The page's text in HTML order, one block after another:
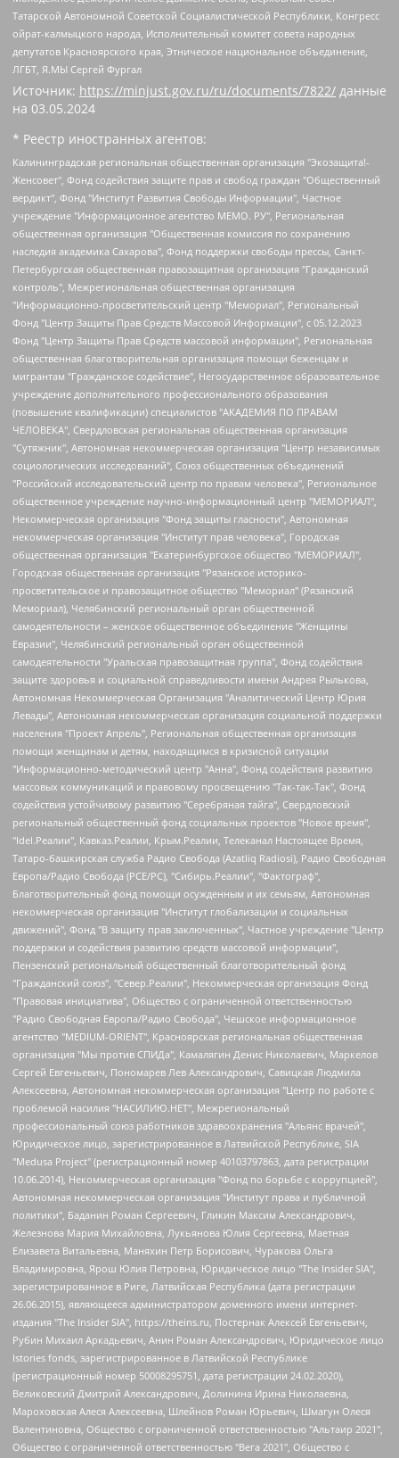
Татарской Автономной Советской Социалистической Республики, Конгресс
ойрат-калмыцкого народа, Исполнительный комитет совета народных
депутатов Красноярского края, Этническое национальное объединение,
ЛГБТ, Я.МЫ Сергей Фургал
Источник: https://minjust.gov.ru/ru/documents/7822/ данные
на 03.05.2024
* Реестр иностранных агентов:
Калининградская региональная общественная организация "Экозащита!-Женсовет", Фонд содействия защите прав и свобод граждан "Общественный вердикт", Фонд "Институт Развития Свободы Информации", Частное учреждение "Информационное агентство МЕМО. РУ", Региональная общественная организация "Общественная комиссия по сохранению наследия академика Сахарова", Фонд поддержки свободы прессы, Санкт-Петербургская общественная правозащитная организация "Гражданский контроль", Межрегиональная общественная организация "Информационно-просветительский центр "Мемориал", Региональный Фонд "Центр Защиты Прав Средств Массовой Информации", с 05.12.2023 Фонд "Центр Защиты Прав Средств массовой информации", Региональная общественная благотворительная организация помощи беженцам и мигрантам "Гражданское содействие", Негосударственное образовательное учреждение дополнительного профессионального образования (повышение квалификации) специалистов "АКАДЕМИЯ ПО ПРАВАМ ЧЕЛОВЕКА", Свердловская региональная общественная организация "Сутяжник", Автономная некоммерческая организация "Центр независимых социологических исследований", Союз общественных объединений "Российский исследовательский центр по правам человека", Региональное общественное учреждение научно-информационный центр "МЕМОРИАЛ", Некоммерческая организация "Фонд защиты гласности", Автономная некоммерческая организация "Институт прав человека", Городская общественная организация "Екатеринбургское общество "МЕМОРИАЛ", Городская общественная организация "Рязанское историко-просветительское и правозащитное общество "Мемориал" (Рязанский Мемориал), Челябинский региональный орган общественной самодеятельности – женское общественное объединение "Женщины Евразии", Челябинский региональный орган общественной самодеятельности "Уральская правозащитная группа", Фонд содействия защите здоровья и социальной справедливости имени Андрея Рылькова, Автономная Некоммерческая Организация "Аналитический Центр Юрия Левады", Автономная некоммерческая организация социальной поддержки населения "Проект Апрель", Региональная общественная организация помощи женщинам и детям, находящимся в кризисной ситуации "Информационно-методический центр "Анна", Фонд содействия развитию массовых коммуникаций и правовому просвещению "Так-так-Так", Фонд содействия устойчивому развитию "Серебряная тайга", Свердловский региональный общественный фонд социальных проектов "Новое время", "Idel.Реалии", Кавказ.Реалии, Крым.Реалии, Телеканал Настоящее Время, Татаро-башкирская служба Радио Свобода (Azatliq Radiosi), Радио Свободная Европа/Радио Свобода (PCE/PC), "Сибирь.Реалии", "Фактограф", Благотворительный фонд помощи осужденным и их семьям, Автономная некоммерческая организация "Институт глобализации и социальных движений", Фонд "В защиту прав заключенных", Частное учреждение "Центр поддержки и содействия развитию средств массовой информации", Пензенский региональный общественный благотворительный фонд "Гражданский союз", "Север.Реалии", Некоммерческая организация Фонд "Правовая инициатива", Общество с ограниченной ответственностью "Радио Свободная Европа/Радио Свобода", Чешское информационное агентство "MEDIUM-ORIENT", Красноярская региональная общественная организация "Мы против СПИДа", Камалягин Денис Николаевич, Маркелов Сергей Евгеньевич, Пономарев Лев Александрович, Савицкая Людмила Алексеевна, Автономная некоммерческая организация "Центр по работе с проблемой насилия "НАСИЛИЮ.НЕТ", Межрегиональный профессиональный союз работников здравоохранения "Альянс врачей", Юридическое лицо, зарегистрированное в Латвийской Республике, SIA "Medusa Project" (регистрационный номер 40103797863, дата регистрации 10.06.2014), Некоммерческая организация "Фонд по борьбе с коррупцией", Автономная некоммерческая организация "Институт права и публичной политики", Баданин Роман Сергеевич, Гликин Максим Александрович, Железнова Мария Михайловна, Лукьянова Юлия Сергеевна, Маетная Елизавета Витальевна, Маняхин Петр Борисович, Чуракова Ольга Владимировна, Ярош Юлия Петровна, Юридическое лицо "The Insider SIA", зарегистрированное в Риге, Латвийская Республика (дата регистрации 26.06.2015), являющееся администратором доменного имени интернет-издания "The Insider SIA", https://theins.ru, Постернак Алексей Евгеньевич, Рубин Михаил Аркадьевич, Анин Роман Александрович, Юридическое лицо Istories fonds, зарегистрированное в Латвийской Республике (регистрационный номер 50008295751, дата регистрации 24.02.2020), Великовский Дмитрий Александрович, Долинина Ирина Николаевна, Мароховская Алеся Алексеевна, Шлейнов Роман Юрьевич, Шмагун Олеся Валентиновна, Общество с ограниченной ответственностью "Альтаир 2021", Общество с ограниченной ответственностью "Вега 2021", Общество с ограниченной ответственностью "Главный редактор 2021", Общество с ограниченной ответственностью "Ромашки монолит", Важенков Артем Валерьевич, Ивановская областная общественная организация "Центр гендерных исследований", Гурман Юрий Альбертович, Медиапроект "ОВД-Инфо", Егоров Владимир Владимирович, Жилинский Владимир Александрович, Общество с ограниченной ответственностью "ЗП", Иванова София Юрьевна, Карезина Инна Павловна, Кильтау Екатерина Викторовна, Петров Алексей Викторович, Пискунов Сергей Евгеньевич, Смирнов Сергей Сергеевич, Тихонов Михаил Сергеевич, Общество с ограниченной ответственностью "ЖУРНАЛИСТ-ИНОСТРАННЫЙ АГЕНТ", Арапова Галина Юрьевна, Вольтская Татьяна Анатольевна, Американская компания "Mason G.E.S. Anonymous Foundation" (США), являющаяся владельцем интернет-издания https://mnews.world/, Компания "Stichting Bellingcat", зарегистрированная в Нидерландах (дата регистрации 11.07.2018), Захаров Андрей Вячеславович, Клепиковская Екатерина Дмитриевна, Общество с ограниченной ответственностью "МЕМО", Перл Роман Александрович, Симонов Евгений Алексеевич, Соловьева Елена Анатольевна, Сотников Даниил Владимирович, Сурначева Елизавета Дмитриевна, Автономная некоммерческая организация по защите прав человека и информированию населения "Якутия – Наше Мнение", Общество с ограниченной ответственностью "Москоу диджитал медиа", с 26.01.2023 Общество с ограниченной ответственностью "Чайка Белые сады", Ветошкина Валерия Валерьевна, Заговора Максим Александрович, Межрегиональное общественное движение "Российская ЛГБТ - сеть", Оленичев Максим Владимирович, Павлов Иван Юрьевич, Скворцова Елена Сергеевна, Общество с ограниченной ответственностью "Как бы инагент", Кочетков Игорь Викторович, Общество с ограниченной ответственностью "Честные выборы", Еланчик Олег Александрович, Общество с ограниченной ответственностью "Нобелевский призыв", Гималова Регина Эмилевна, Григорьев Андрей Валерьевич, Григорьева Алина Александровна, Ассоциация по содействию защите прав призывников, альтернативнослужащих и военнослужащих "Правозащитная группа "Гражданин.Армия.Право", Хисамова Регина Фаритовна, Автономная некоммерческая организация по реализации социально-правовых программ "Лилит", Дальневосточное общественное движение "Маяк", Санкт-Петербургская ЛГБТ-инициативная группа "Выход", Инициативная группа ЛГБТ+ "Реверс", Алексеев Андрей Викторович, Бекбулатова Таисия Львовна, Беляев Иван Михайлович, Владыкина Елена Сергеевна, Гельман Марат Александрович, Никульшина Вероника Юрьевна, Толоконникова Надежда Андреевна, Шендерович Виктор Анатольевич, Общество с ограниченной ответственностью "Данное сообщение", Общество с ограниченной ответственностью Издательский дом "Новая глава", Айнбиндер Александра Александровна, Московский комьюнити-центр для ЛГБТ+инициатив, Благотворительный фонд развития филантропии, Deutsche Welle (Германия, Kurt-Schumacher-Strasse 3, 53113 Bonn), Борзунова Мария Михайловна, Воробьев Виктор Викторович, Голубева Анна Львовна, Константинова Алла Михайловна, Малкова Ирина Владимировна, Мурадов Мурад Абдулгалимович, Осетинская Елизавета Николаевна, Понасенков Евгений Николаевич, Ганапольский Матвей Юрьевич, Киселев Евгений Алексеевич, Борухович Ирина Григорьевна, Дремин Иван Тимофеевич, Дубровский Дмитрий Викторович, Красноярская региональная общественная организация поддержки и развития альтернативных образовательных технологий и межкультурных коммуникаций "ИНТЕРРА", Маяковская Екатерина Алексеевна, Фейгин Марк Захарович, Филимонов Андрей Викторович, Дзугкоева Регина Николаевна, Доброхотов Роман Александрович, Дудь Юрий Александрович, Елкин Сергей Владимирович, Кругликов Кирилл Игоревич, Сабунаева Мария Леонидовна, Семенов Алексей Владимирович, Шаинян Карен Багратович, Шульман Екатерина Михайловна, Асафьев Артур Валерьевич, Вахштайн Виктор Семенович, Венедиктов Алексей Алексеевич, Лушникова Екатерина Евгеньевна, Волков Леонид Михайлович, Невзоров Александр Глебович, Пархоменко Сергей Борисович, Сироткин Ярослав Николаевич, Кара-Мурза Владимир Владимирович, Баранова Наталья Владимировна, Гозман Леонид Яковлевич, Кагарлицкий Борис Юльевич, Климарев Михаил Валерьевич, Милов Владимир Станиславович, Автономная некоммерческая организация Краснодарский центр современного искусства "Типография", Моргенштерн Алишер Тагирович, Соболь Любовь Эдуардовна, Общество с ограниченной ответственностью "ЛИЗА НОРМ", Каспаров Гарри Кимович, Ходорковский Михаил Борисович, Общество с ограниченной ответственностью "Апрельские тезисы", Данилович Ирина Брониславовна, Кашин Олег Владимирович, Петров Николай Владимирович, Пивоваров Алексей Владимирович, Соколов Михаил Владимирович, Цветкова Юлия Владимировна, Чичваркин Евгений Александрович, Комитет против пыток/Команда против пыток, Общество с ограниченной ответственностью "Первый научный", Общество с ограниченной ответственностью "Вертолет и ко", Белоцерковская Вероника Борисовна, Кац Максим Евгеньевич, Лазарева Татьяна Юрьевна, Шаведдинов Руслан Табризович, Яшин Илья Валерьевич, Общество с ограниченной ответственностью "Иноагент ААВ", Алешковский Дмитрий Петрович, Альбац Евгения Марковна, Быков Дмитрий Львович, Галямина Юлия Евгеньевна, Лойко Сергей Леонидович, Мартынов Кирилл Константинович, Медведев Сергей Александрович, Крашенинников Федор Геннадиевич, Гордеева Катерина Вл